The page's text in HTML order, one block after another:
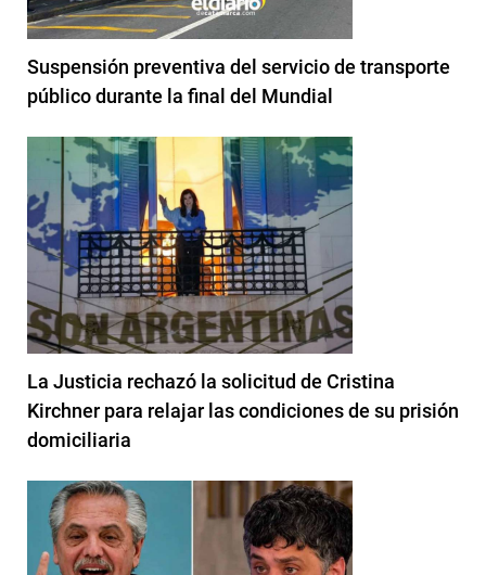
Suspensión preventiva del servicio de transporte
público durante la final del Mundial
La Justicia rechazó la solicitud de Cristina
Kirchner para relajar las condiciones de su prisión
domiciliaria